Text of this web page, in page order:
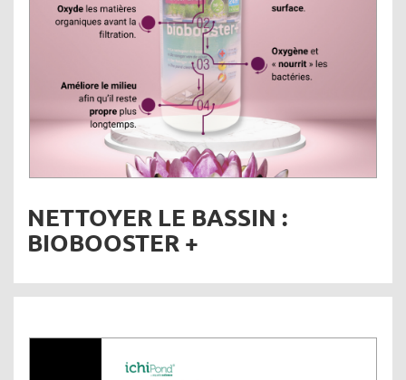
NETTOYER LE BASSIN :
BIOBOOSTER +